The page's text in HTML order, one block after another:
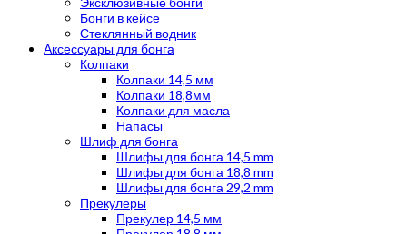
Бонги в кейсе
Стеклянный водник
Аксессуары для бонга
Колпаки
Колпаки 14,5 мм
Колпаки 18,8мм
Колпаки для масла
Напасы
Шлиф для бонга
Шлифы для бонга 14,5 mm
Шлифы для бонга 18,8 mm
Шлифы для бонга 29,2 mm
Прекулеры
Прекулер 14,5 мм